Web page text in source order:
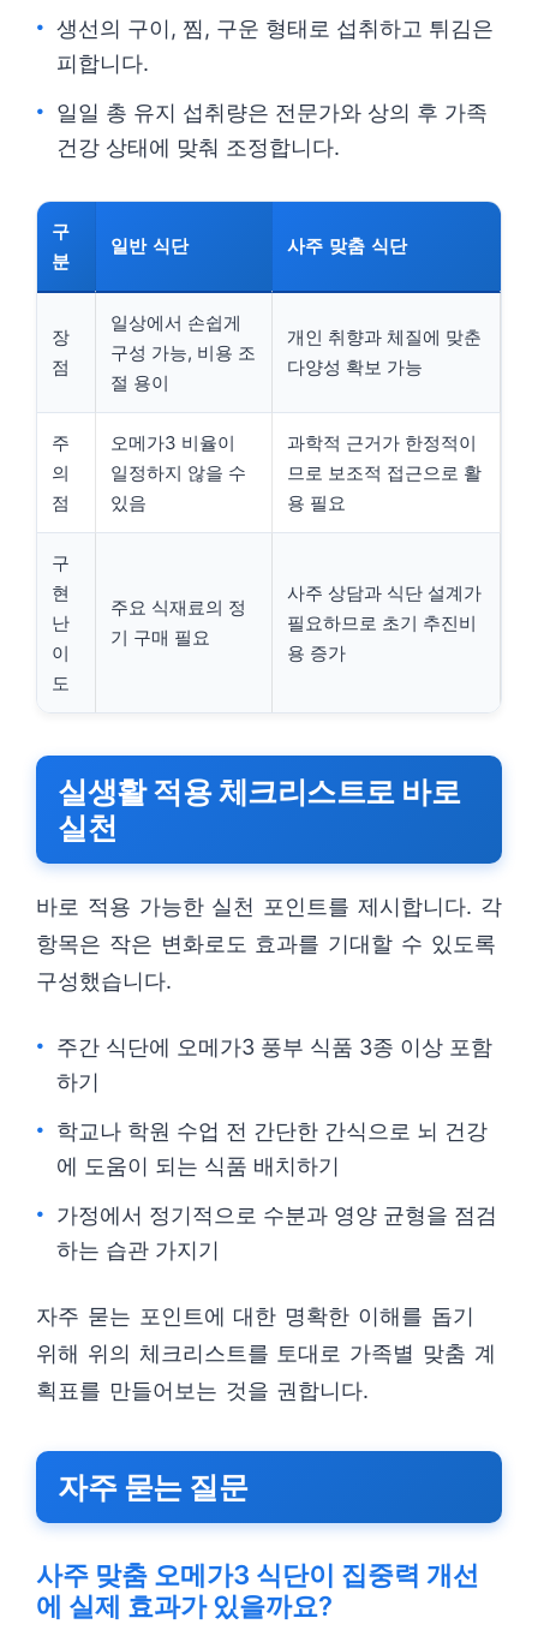
생선의 구이, 찜, 구운 형태로 섭취하고 튀김은
피합니다.
일일 총 유지 섭취량은 전문가와 상의 후 가족
건강 상태에 맞춰 조정합니다.
구
분
일반 식단 사주 맞춤 식단
장
점
일상에서 손쉽게
구성 가능, 비용 조
절 용이
개인 취향과 체질에 맞춘
다양성 확보 가능
주
의
점
오메가3 비율이
일정하지 않을 수
있음
과학적 근거가 한정적이
므로 보조적 접근으로 활
용 필요
구
현
난
이
도
주요 식재료의 정
기 구매 필요
사주 상담과 식단 설계가
필요하므로 초기 추진비
용 증가
실생활 적용 체크리스트로 바로
실천
바로 적용 가능한 실천 포인트를 제시합니다. 각
항목은 작은 변화로도 효과를 기대할 수 있도록
구성했습니다.
주간 식단에 오메가3 풍부 식품 3종 이상 포함
하기
학교나 학원 수업 전 간단한 간식으로 뇌 건강
에 도움이 되는 식품 배치하기
가정에서 정기적으로 수분과 영양 균형을 점검
하는 습관 가지기
자주 묻는 포인트에 대한 명확한 이해를 돕기
위해 위의 체크리스트를 토대로 가족별 맞춤 계
획표를 만들어보는 것을 권합니다.
자주 묻는 질문
사주 맞춤 오메가3 식단이 집중력 개선
에 실제 효과가 있을까요?